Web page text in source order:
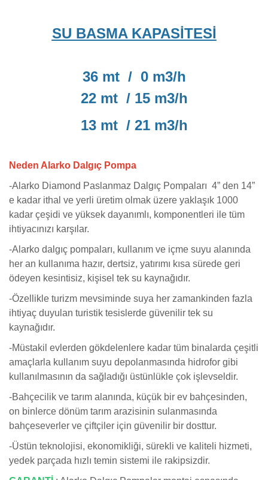
SU BASMA KAPASİTESİ
36 mt / 0 m3/h
22 mt / 15 m3/h
13 mt / 21 m3/h
Neden Alarko Dalgıç Pompa
-Alarko Diamond Paslanmaz Dalgıç Pompaları 4” den 14”
e kadar ithal ve yerli üretim olmak üzere yaklaşık 1000
kadar çeşidi ve yüksek dayanımlı, komponentleri ile tüm
ihtiyacınızı karşılar.
-Alarko dalgıç pompaları, kullanım ve içme suyu alanında
her an kullanıma hazır, dertsiz, yatırımı kısa sürede geri
ödeyen kesintisiz, kişisel tek su kaynağıdır.
-Özellikle turizm mevsiminde suya her zamankinden fazla
ihtiyaç duyulan turistik tesislerde güvenilir tek su
kaynağıdır.
-Müstakil evlerden gökdelenlere kadar tüm binalarda çeşitli
amaçlarla kullanım suyu depolanmasında hidrofor gibi
kullanılmasının da sağladığı üstünlükle çok işlevseldir.
-Bahçecilik ve tarım alanında, küçük bir ev bahçesinden,
on binlerce dönüm tarım arazisinin sulanmasında
bahçeseverler ve çiftçiler için güvenilir bir dosttur.
-Üstün teknolojisi, ekonomikliği, sürekli ve kaliteli hizmeti,
yedek parçada hızlı temin sistemi ile rakipsizdir.